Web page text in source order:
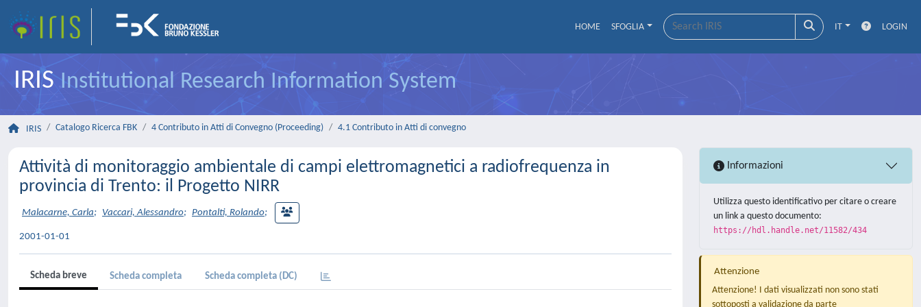
HOME SFOGLIA IT LOGIN
IRISInstitutional Research Information System
IRIS Catalogo Ricerca FBK 4 Contributo in Atti di Convegno (Proceeding) 4.1 Contributo in Atti di convegno
Attività di monitoraggio ambientale di campi elettromagnetici a radiofrequenza in
provincia di Trento: il Progetto NIRR
Malacarne, Carla; Vaccari, Alessandro; Pontalti, Rolando;
2001-01-01
Scheda breve Scheda completa Scheda completa (DC)
Informazioni
Utilizza questo identificativo per citare o creare
un link a questo documento:
https://hdl.handle.net/11582/434
Attenzione
Attenzione! I dati visualizzati non sono stati
sottoposti a validazione da parte